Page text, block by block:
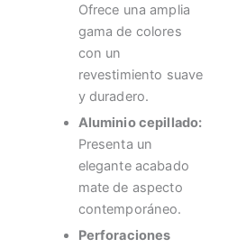
Ofrece una amplia
gama de colores
con un
revestimiento suave
y duradero.
Aluminio cepillado:
Presenta un
elegante acabado
mate de aspecto
contemporáneo.
Perforaciones